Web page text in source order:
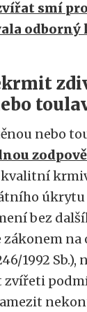
smí
odborný
nebo
bez
zákonem
1992 Sb.),